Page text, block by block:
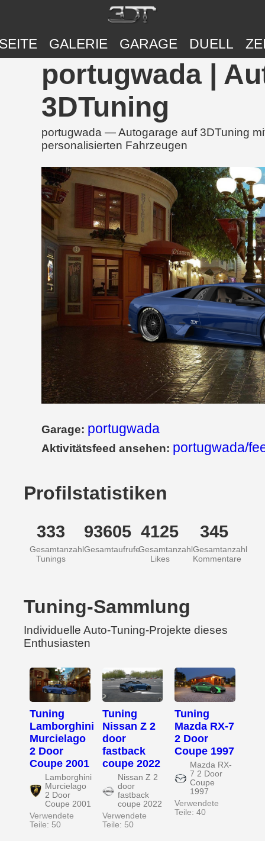
GALERIE GARAGE DUELL
portugwada |
3DTuning
portugwada — Autogarage auf 3DTuning
personalisierten Fahrzeugen
Garage: portugwada
Aktivitätsfeed ansehen: portugwada/
Profilstatistiken
333
Gesamtanzahl
Tunings
93605
Gesamtaufrufe
4125
Gesamtanzahl
Likes
345
Gesamtanzahl
Kommentare
Tuning-Sammlung
Individuelle Auto-Tuning-Projekte dieses
Enthusiasten
Tuning
Lamborghini
Murcielago
2 Door
Coupe 2001
Lamborghini
Murcielago
2 Door
Coupe 2001
Verwendete
Teile: 50
Tuning
Nissan Z 2
door
fastback
coupe 2022
Nissan Z 2
door
fastback
coupe 2022
Verwendete
Teile: 50
Tuning
Mazda RX-7
2 Door
Coupe 1997
Mazda RX-
7 2 Door
Coupe
1997
Verwendete
Teile: 40